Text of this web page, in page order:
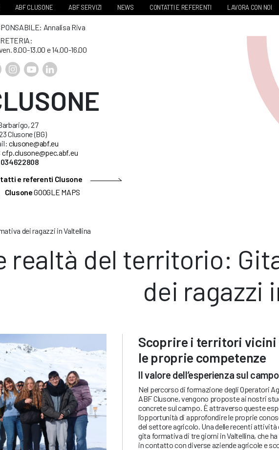
ABF CLUSONE ABF SERVIZI NEWS CONTATTI E REFERENTI LAVORA CON NOI
Annalisa Riva
8.00-13.00 e 14.00-16.00
27
Clusone (BG)
clusone@abf.eu
cfp.clusone@pec.abf.eu
e referenti Clusone
ClusoneGOOGLE MAPS
dei ragazzi in Valtellina
realtà del territorio:
dei ragazzi
Scoprire i territori vicini
le proprie competenze
Il valore dell’esperienza sul
Nel percorso di formazione degli Operatori
ABF Clusone, vengono proposte ai nostri
concrete sul campo. È attraverso queste
l’opportunità di approfondire le proprie
del settore agricolo. Una delle recenti
gita formativa di tre giorni in Valtellina, che
in contatto con diverse aziende agricole e